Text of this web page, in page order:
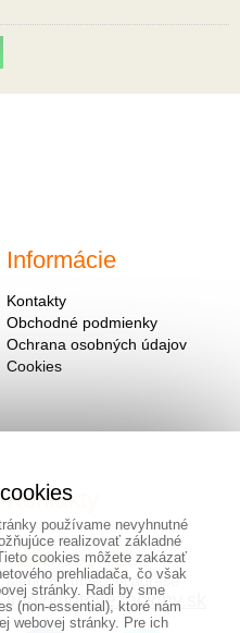
Informácie
Kontakty
Obchodné podmienky
Ochrana osobných údajov
Cookies
Kontakty
0940 091 999
alebo na mailovej adrese
info@hotovezaclony.sk
používame nevyhnutné
realizovať základné
cookies môžete zakázať
prehliadača, čo však
stránky. Radi by sme
(non-essential), ktoré nám
webovej stránky. Pre ich